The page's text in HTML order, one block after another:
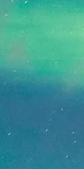
ページトップへ